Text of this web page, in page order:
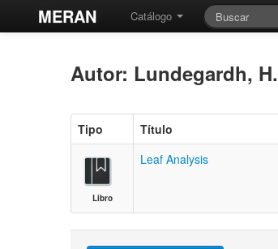
MERAN Catálogo
Autor: Lundegardh, H.
Tipo Título
Libro
Leaf Analysis